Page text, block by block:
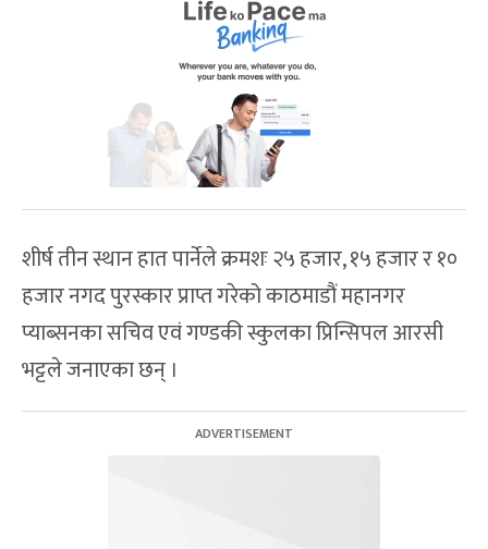
शीर्ष तीन स्थान हात पार्नेले क्रमशः २५ हजार, १५ हजार र १०
हजार नगद पुरस्कार प्राप्त गरेको काठमाडौं महानगर
प्याब्सनका सचिव एवं गण्डकी स्कुलका प्रिन्सिपल आरसी
भट्टले जनाएका छन् ।